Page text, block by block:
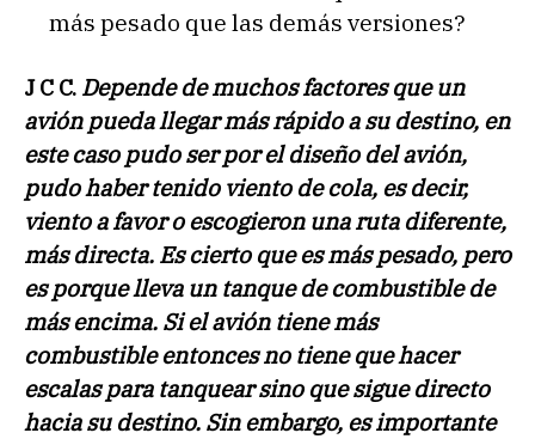
más pesado que las demás versiones?
J C C. Depende de muchos factores que un
avión pueda llegar más rápido a su destino, en
este caso pudo ser por el diseño del avión,
pudo haber tenido viento de cola, es decir,
viento a favor o escogieron una ruta diferente,
más directa. Es cierto que es más pesado, pero
es porque lleva un tanque de combustible de
más encima. Si el avión tiene más
combustible entonces no tiene que hacer
escalas para tanquear sino que sigue directo
hacia su destino. Sin embargo, es importante